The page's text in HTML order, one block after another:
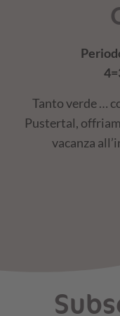
Tanto verde …
Pustertal,
vacanza